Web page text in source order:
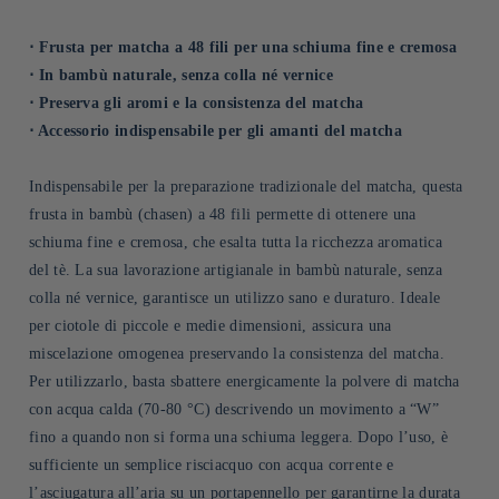
⋅ Frusta per matcha a 48 fili per una schiuma fine e cremosa
⋅ In bambù naturale, senza colla né vernice
⋅ Preserva gli aromi e la consistenza del matcha
⋅ Accessorio indispensabile per gli amanti del matcha
Indispensabile per la preparazione tradizionale del matcha, questa
frusta in bambù (chasen) a 48 fili permette di ottenere una
schiuma fine e cremosa, che esalta tutta la ricchezza aromatica
del tè. La sua lavorazione artigianale in bambù naturale, senza
colla né vernice, garantisce un utilizzo sano e duraturo. Ideale
per ciotole di piccole e medie dimensioni, assicura una
miscelazione omogenea preservando la consistenza del matcha.
Per utilizzarlo, basta sbattere energicamente la polvere di matcha
con acqua calda (70-80 °C) descrivendo un movimento a “W”
fino a quando non si forma una schiuma leggera. Dopo l’uso, è
sufficiente un semplice risciacquo con acqua corrente e
l’asciugatura all’aria su un portapennello per garantirne la durata